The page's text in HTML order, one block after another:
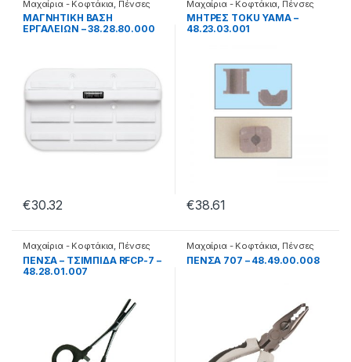
Μαχαίρια - Κοφτάκια Πένσες
ΜΑΓΝΗΤΙΚΗ ΒΑΣΗ
ΕΡΓΑΛΕΙΩΝ – 38.28.80.000
€30.32
Μαχαίρια - Κοφτάκια Πένσες
ΜΗΤΡΕΣ TOKU YAMA –
48.23.03.001
€38.61
Μαχαίρια - Κοφτάκια, Πένσες
ΠΕΝΣΑ – ΤΣΙΜΠΙΔΑ RFCP-7 –
48.28.01.007
Μαχαίρια - Κοφτάκια, Πένσες
ΠΕΝΣΑ 707 – 48.49.00.008